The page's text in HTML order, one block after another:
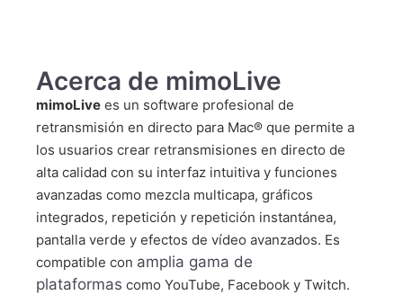
Acerca de mimoLive
mimoLive es un software profesional de
retransmisión en directo para Mac® que permite a
los usuarios crear retransmisiones en directo de
alta calidad con su interfaz intuitiva y funciones
avanzadas como mezcla multicapa, gráficos
integrados, repetición y repetición instantánea,
pantalla verde y efectos de vídeo avanzados. Es
compatible con amplia gama de
plataformas como YouTube, Facebook y Twitch.